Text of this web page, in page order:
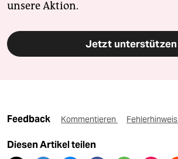
unsere Aktion.
Jetzt unterstützen
Feedback Kommentieren Fehlerhinweis
Diesen Artikel teilen